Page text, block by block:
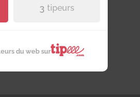
3 tipeurs
du web sur